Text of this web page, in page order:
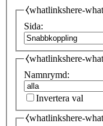
⧼whatlinkshere-
Sida:
⧼whatlinkshere-
Namnrymd:
Invertera val
⧼whatlinkshere-